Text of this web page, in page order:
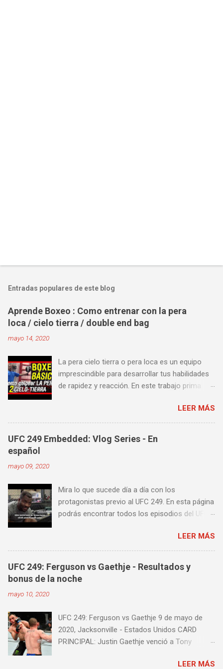
Entradas populares de este blog
Aprende Boxeo : Como entrenar con la pera
loca / cielo tierra / double end bag
mayo 14, 2020
La pera cielo tierra o pera loca es un equipo
imprescindible para desarrollar tus habilidades
de rapidez y reacción. En este trabajo prima
fuerza o la contundencia. Este trabajo también
es fenomenal para desarrollar esquives y
contra golpes a alta velocidad; así como
también las entradas rápidas para acortar
algunos videos donde puedes aprender a
golpear la pera cielo tierra o pera loca. En esta
lista de videos podrás ver diversos tipos de
LEER MÁS
UFC 249 Embedded: Vlog Series - En
español
mayo 09, 2020
Mira lo que sucede día a día con los
protagonistas previo al UFC 249. En esta página
podrás encontrar todos los episodios del UFC
castellano. Te sugiero que estés pendiente ya
que día a día iremos actualizando está pagina
con un nuevo episodio del UFC 249 Embedded:
Vlog Series. Episodio 1 Episodio 2
LEER MÁS
UFC 249: Ferguson vs Gaethje - Resultados y
bonus de la noche
mayo 10, 2020
UFC 249: Ferguson vs Gaethje 9 de mayo de
2020, Jacksonville - Estados Unidos CARD
PRINCIPAL: Justin Gaethje venció a Tony
Round 5 Henry Cejudo venció a Dominick Cruz
LEER MÁS